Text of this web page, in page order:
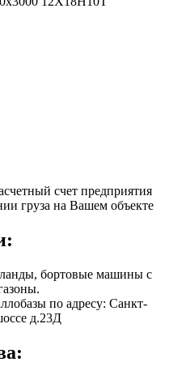
счет предприятия
груза на Вашем объекте
бортовые машины с
по адресу: Санкт-
д.23Д